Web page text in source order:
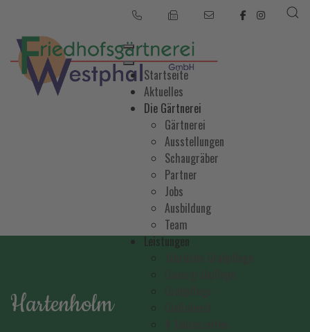
Startseite
Aktuelles
Die Gärtnerei
Gärtnerei
Ausstellungen
Schaugräber
Partner
Jobs
Ausbildung
Team
Leistungen
Hartenholm